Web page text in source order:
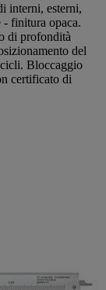
interni, esterni,
finitura opaca.
di profondità
del
Bloccaggio
certificato di